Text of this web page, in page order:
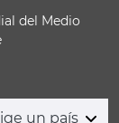
del Medio
un país